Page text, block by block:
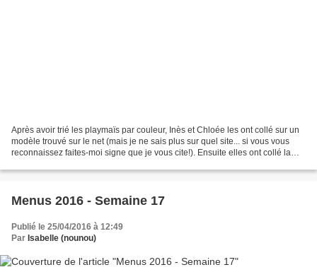
Après avoir trié les playmaïs par couleur, Inès et Chloée les ont collé sur un
modèle trouvé sur le net (mais je ne sais plus sur quel site... si vous vous
reconnaissez faites-moi signe que je vous cite!). Ensuite elles ont collé la
Menus 2016 - Semaine 17
Publié le 25/04/2016 à 12:49
Par Isabelle (nounou)